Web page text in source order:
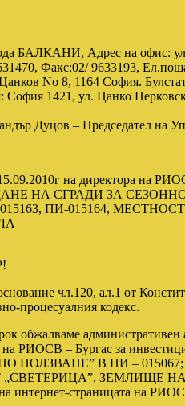
БАЛКАНИ, Адрес на офис:
Факс:02/ 9633193,
No 8, 1164 София.
София 1421, ул. Цанко
Дуцов – Председател на
на директора на
НА СГРАДИ ЗА
015163, ПИ-015164,
чл.120, ал.1 от
процесуалния кодекс.
обжалваме
на РИОСВ – Бургас за
В ПИ – 015067;
„СВЕТЕРИЦА”, ЗЕМЛИЩЕ
интернет-страницата на